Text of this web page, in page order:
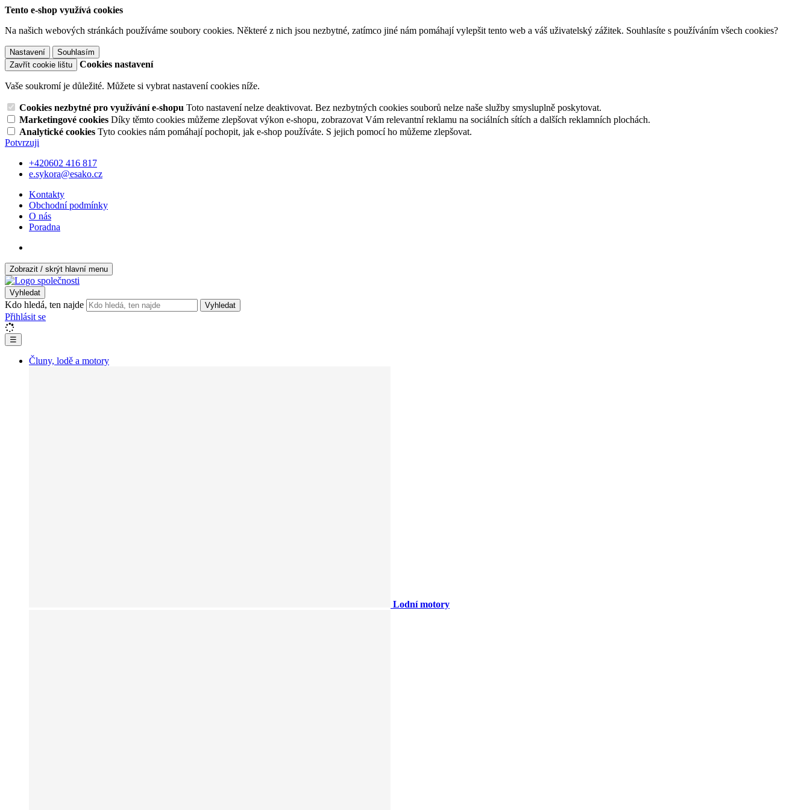
Tento e-shop využívá cookies
Na našich webových stránkách používáme soubory cookies. Některé z nich jsou nezbytné, zatímco jiné nám pomáhají vylepšit tento web a váš uživatelský zážitek. Souhlasíte s používáním všech cookies?
Nastavení
Souhlasím
Zavřít cookie lištu
Cookies nastavení
Vaše soukromí je důležité. Můžete si vybrat nastavení cookies níže.
Cookies nezbytné pro využívání e-shopu Toto nastavení nelze deaktivovat. Bez nezbytných cookies souborů nelze naše služby smysluplně poskytovat.
Marketingové cookies Díky těmto cookies můžeme zlepšovat výkon e-shopu, zobrazovat Vám relevantní reklamu na sociálních sítích a dalších reklamních plochách.
Analytické cookies Tyto cookies nám pomáhají pochopit, jak e-shop používáte. S jejich pomocí ho můžeme zlepšovat.
Potvrzuji
+420602 416 817
e.sykora@esako.cz
Kontakty
Obchodní podmínky
O nás
Poradna
Zobrazit / skrýt hlavní menu
Vyhledat
Kdo hledá, ten najde Vyhledat
Přihlásit se
☰
Čluny, lodě a motory
Lodní motory